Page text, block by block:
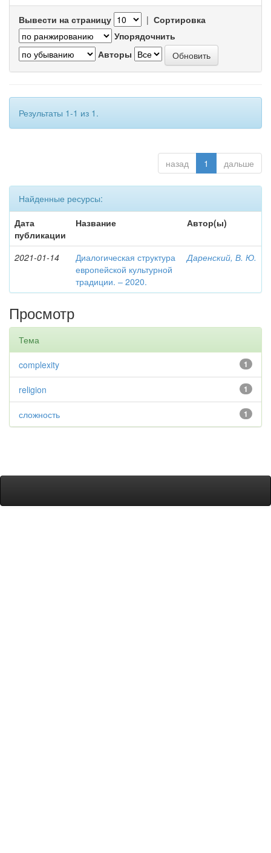
Вывести на страницу | Сортировка
Упорядочнить
Авторы
Результаты 1-1 из 1.
назад 1 дальше
Найденные ресурсы:
Дата
публикации
Название Автор(ы)
2021-01-14
Диалогическая структура
европейской культурной
традиции. – 2020.
Даренский, В. Ю.
Просмотр
Тема
1
complexity
1
religion
1
сложность